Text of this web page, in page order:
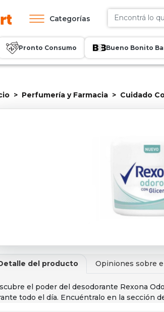
Categorías
Pronto Consumo Bueno Bonito
Perfumería y Farmacia Cuidado
del producto Opiniones sobre
el poder del desodorante Rexona
todo el día. Encuéntralo en la sección